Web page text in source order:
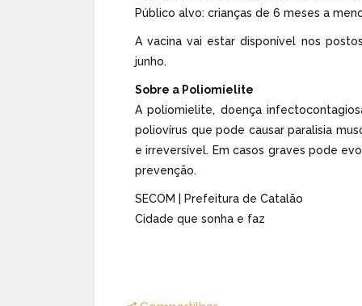
Público alvo: crianças de 6 meses a
A vacina vai estar disponível nos
junho.
Sobre a Poliomielite
A poliomielite, doença
poliovírus que pode causar paralisia
e irreversível. Em casos graves pode
prevenção.
SECOM | Prefeitura de Catalão
Cidade que sonha e faz